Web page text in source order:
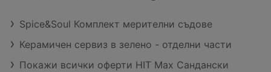
Spice&Soul Комплект мерителни съдове
Керамичен сервиз в зелено - отделни части
Покажи всички оферти HIT Max Сандански